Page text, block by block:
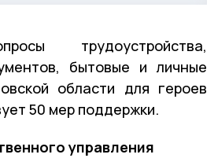
трудоустройства,
бытовые и личные
области для героев
50 мер поддержки.
управления